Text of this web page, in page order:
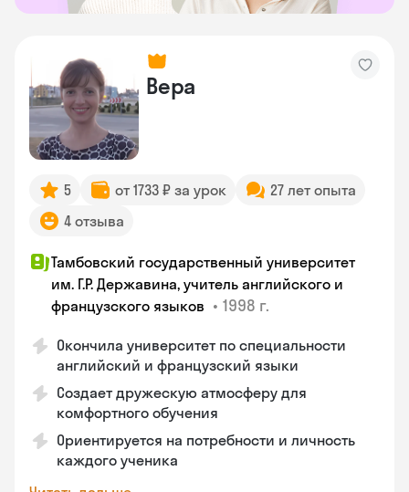
Вера
5 от 1733 ₽ за урок
27 лет опыта
4 отзыва
Тамбовский государственный университет
им. Г.Р. Державина, учитель английского и
французского языков • 1998 г.
Окончила университет по специальности
английский и французский языки
Создает дружескую атмосферу для
комфортного обучения
Ориентируется на потребности и личность
каждого ученика